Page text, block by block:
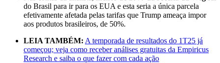
do Brasil para ir para os EUA e esta seria a única parcela
efetivamente afetada pelas tarifas que Trump ameaça impor
aos produtos brasileiros, de 50%.
LEIA TAMBÉM: A temporada de resultados do 1T25 já
começou; veja como receber análises gratuitas da Empiricus
Research e saiba o que fazer com cada ação